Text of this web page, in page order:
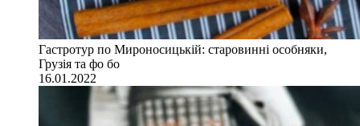
Гастротур по Мироносицькій: старовинні особняки,
Грузія та фо бо
16.01.2022